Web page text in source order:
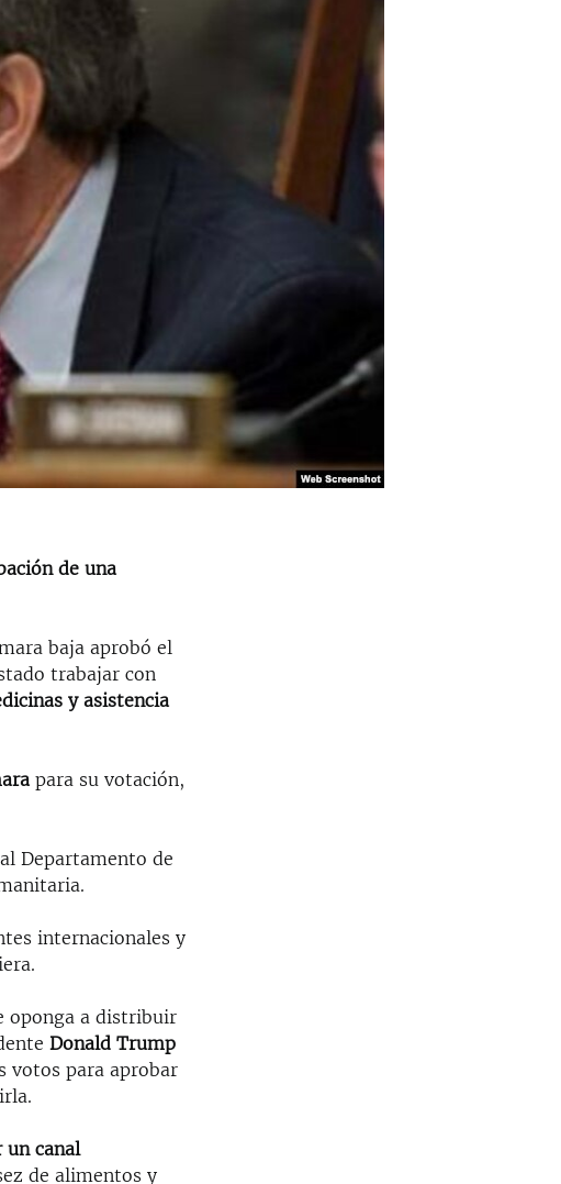
de una
baja aprobó el
trabajar con
y asistencia
para su votación,
Departamento de
internacionales y
oponga a distribuir
Donald Trump
votos para aprobar
un canal
de alimentos y